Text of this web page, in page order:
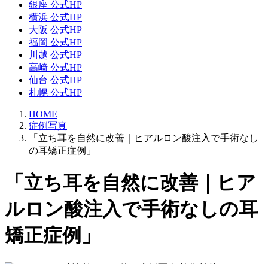
銀座 公式HP
横浜 公式HP
大阪 公式HP
福岡 公式HP
川越 公式HP
高崎 公式HP
仙台 公式HP
札幌 公式HP
HOME
症例写真
「立ち耳を自然に改善｜ヒアルロン酸注入で手術なし
の耳矯正症例」
「立ち耳を自然に改善｜ヒア
ルロン酸注入で手術なしの耳
矯正症例」